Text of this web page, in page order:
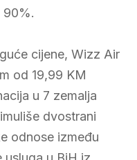
90%.
cijene, Wizz Air
od 19,99 KM
u 7 zemalja
dvostrani
odnose između